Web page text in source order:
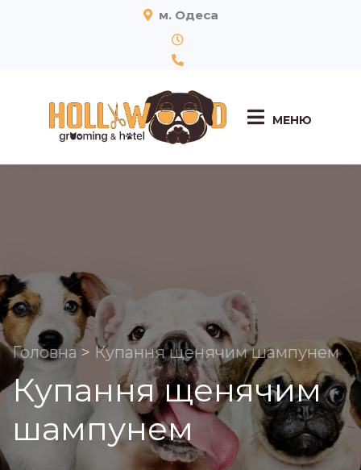
м. Одеса
МЕНЮ
Головна> Купання щенячим шампунем
Купання щенячим
шампунем